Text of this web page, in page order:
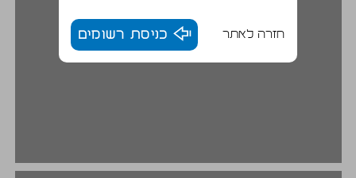
חזרה לאתר כניסת רשומים
א. סופי ואינסופי ... 16